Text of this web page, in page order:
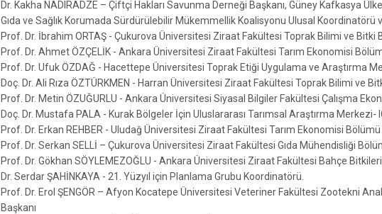
Dr. Kakha NADIRADZE – Çiftçi Hakları Savunma Derneği Başkanı, Güney Kafkasya
Gıda ve Sağlık Korumada Sürdürülebilir Mükemmellik Koalisyonu Ulusal Koordinatörü
Prof. Dr. İbrahim ORTAŞ - Çukurova Üniversitesi Ziraat Fakültesi Toprak Bilimi ve Bitki
Prof. Dr. Ahmet ÖZÇELİK - Ankara Üniversitesi Ziraat Fakültesi Tarım Ekonomisi
Prof. Dr. Ufuk ÖZDAĞ - Hacettepe Üniversitesi Toprak Etiği Uygulama ve Araştırma
Doç. Dr. Ali Rıza ÖZTÜRKMEN - Harran Üniversitesi Ziraat Fakültesi Toprak Bilimi ve
Prof. Dr. Metin ÖZUĞURLU - Ankara Üniversitesi Siyasal Bilgiler Fakültesi Çalışma
Doç. Dr. Mustafa PALA - Kurak Bölgeler İçin Uluslararası Tarımsal Araştırma Merkezi-
Prof. Dr. Erkan REHBER - Uludağ Üniversitesi Ziraat Fakültesi Tarım Ekonomisi Bölümü
Prof. Dr. Serkan SELLİ – Çukurova Üniversitesi Ziraat Fakültesi Gıda Mühendisliği
Prof. Dr. Gökhan SÖYLEMEZOĞLU - Ankara Üniversitesi Ziraat Fakültesi Bahçe
Dr. Serdar ŞAHİNKAYA - 21. Yüzyıl için Planlama Grubu Koordinatörü.
Prof. Dr. Erol ŞENGÖR – Afyon Kocatepe Üniversitesi Veteriner Fakültesi Zootekni
Başkanı